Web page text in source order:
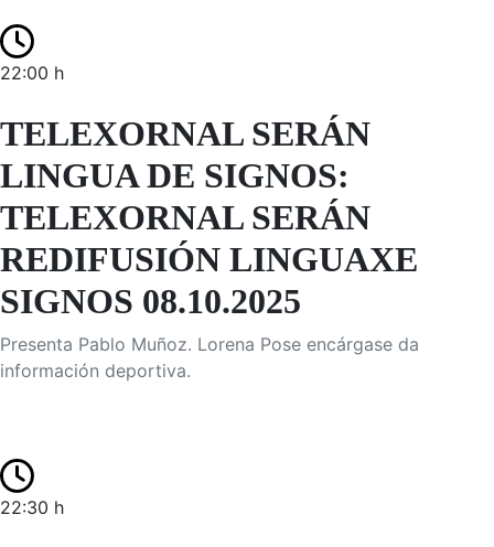
22:00 h
TELEXORNAL SERÁN
LINGUA DE SIGNOS:
TELEXORNAL SERÁN
REDIFUSIÓN LINGUAXE
SIGNOS 08.10.2025
Presenta Pablo Muñoz. Lorena Pose encárgase da
información deportiva.
22:30 h